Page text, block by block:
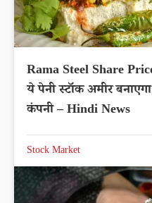
Rama Steel Share
ये पेनी स्टॉक अमीर
कंपनी – Hindi News
Stock Market